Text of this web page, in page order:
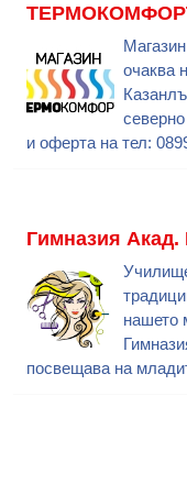
и оферта на тел:
Гимназия
нашето
посвещава на